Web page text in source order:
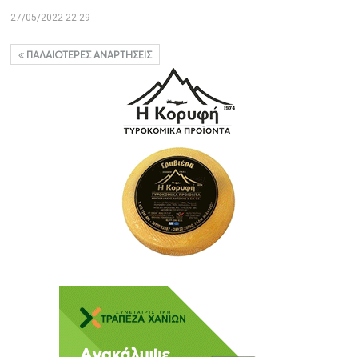
27/05/2022 22:29
ΠΑΛΑΙΌΤΕΡΕΣ ΑΝΑΡΤΉΣΕΙΣ